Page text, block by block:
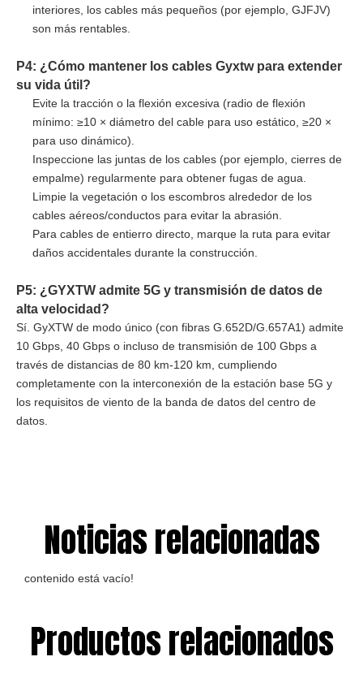
interiores, los cables más pequeños (por ejemplo, GJFJV)
son más rentables.
P4: ¿Cómo mantener los cables Gyxtw para extender
su vida útil?
Evite la tracción o la flexión excesiva (radio de flexión
mínimo: ≥10 × diámetro del cable para uso estático, ≥20 ×
para uso dinámico).
Inspeccione las juntas de los cables (por ejemplo, cierres de
empalme) regularmente para obtener fugas de agua.
Limpie la vegetación o los escombros alrededor de los
cables aéreos/conductos para evitar la abrasión.
Para cables de entierro directo, marque la ruta para evitar
daños accidentales durante la construcción.
P5: ¿GYXTW admite 5G y transmisión de datos de
alta velocidad?
Sí. GyXTW de modo único (con fibras G.652D/G.657A1) admite
10 Gbps, 40 Gbps o incluso de transmisión de 100 Gbps a
través de distancias de 80 km-120 km, cumpliendo
completamente con la interconexión de la estación base 5G y
los requisitos de viento de la banda de datos del centro de
datos.
Noticias relacionadas
contenido está vacío!
Productos relacionados